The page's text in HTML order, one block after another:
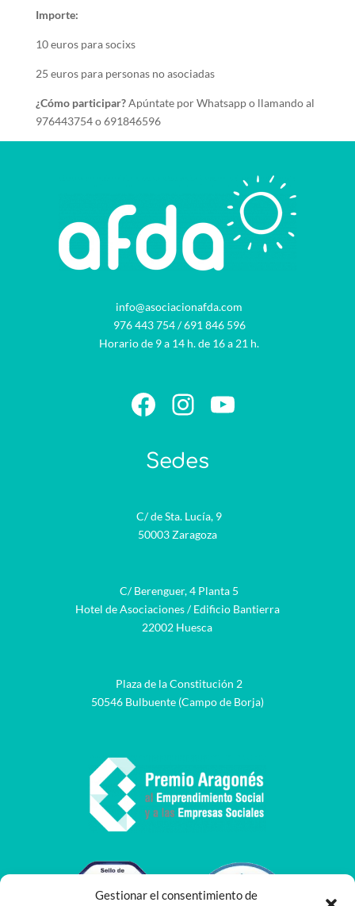
Gestionar el consentimiento de
Importe:
10 euros para socixs
25 euros para personas no asociadas
¿Cómo participar?Apúntate por Whatsapp o llamando al
976443754 o 691846596
info@asociacionafda.com
976 443 754/691 846 596
Horario de 9 a 14 h. de 16 a 21 h.
Facebook
Instagram
YouTube
Sedes
C/ de Sta. Lucía, 9
50003 Zaragoza
C/ Berenguer, 4 Planta 5
Hotel de Asociaciones / Edificio Bantierra
22002 Huesca
Plaza de la Constitución 2
50546 Bulbuente (Campo de Borja)